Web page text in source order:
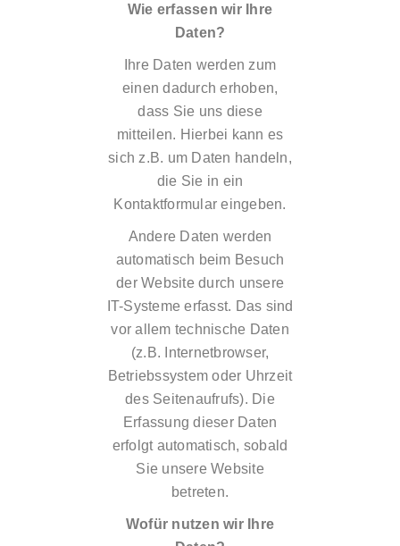
Wie erfassen wir Ihre
Daten?
Ihre Daten werden zum
einen dadurch erhoben,
dass Sie uns diese
mitteilen. Hierbei kann es
sich z.B. um Daten handeln,
die Sie in ein
Kontaktformular eingeben.
Andere Daten werden
automatisch beim Besuch
der Website durch unsere
IT-Systeme erfasst. Das sind
vor allem technische Daten
(z.B. Internetbrowser,
Betriebssystem oder Uhrzeit
des Seitenaufrufs). Die
Erfassung dieser Daten
erfolgt automatisch, sobald
Sie unsere Website
betreten.
Wofür nutzen wir Ihre